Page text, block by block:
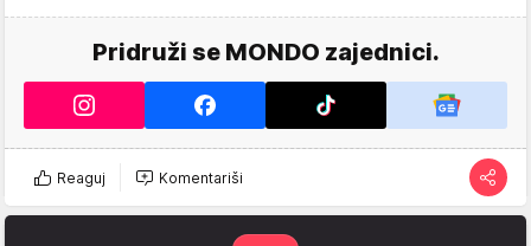
Pridruži se MONDO zajednici.
Reaguj Komentariši